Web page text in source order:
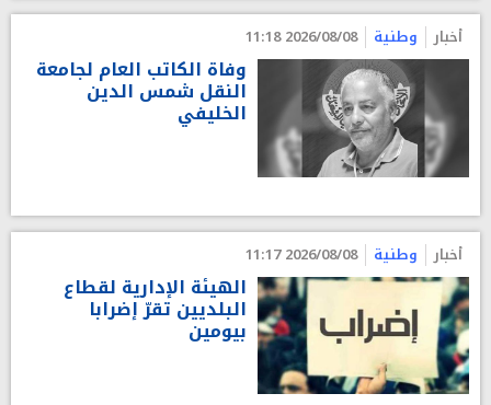
أخبار وطنية 2026/08/08 11:18
وفاة الكاتب العام لجامعة
النقل شمس الدين
الخليفي
أخبار وطنية 2026/08/08 11:17
الهيئة الإدارية لقطاع
البلديين تقرّ إضرابا
بيومين